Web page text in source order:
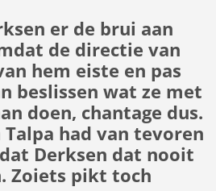
er de brui aan
de directie van
hem eiste en pas
beslissen wat ze met
doen, chantage dus.
had van tevoren
Derksen dat nooit
Zoiets pikt toch